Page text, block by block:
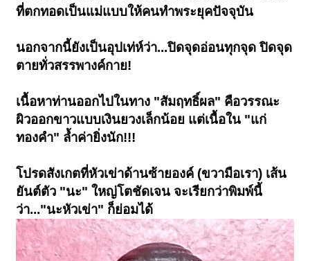
ที่ตกทอดเป็นแม่แบบให้คนทำพระยุคปัจจุบัน
นอกจากนี้ยังเป็นอุปเท่ห์ว่า...ปิดจุดอ่อนทุกจุด ปิดจุด
ตายทั่วสรรพางค์กาย!
เนื้อหาท่านออกไปในทาง "สัมฤทธิ์ผล" คือวรรณะ
ผิวออกขาวแบบเงินยวงเล็กน้อย แต่เนื้อใน "แก่
ทองคำ" ล้ำค่ายิ่งนัก!!!
โปรดสังเกตที่หัวเข่าด้านซ้ายองค์ (ขวามือเรา) เส้น
ยันต์ตัว "นะ" ใหญ่โตชัดเจน จะเรียกว่าพิมพ์นี้
ว่า..."นะหัวเข่า" ก็ย่อมได้